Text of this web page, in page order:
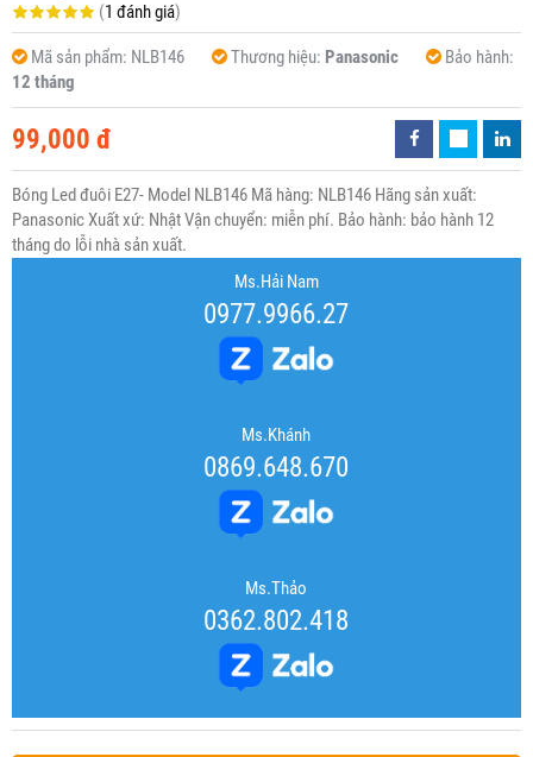
(1 đánh giá)
Mã sản phẩm: NLB146 Thương hiệu: Panasonic
Bảo hành:
12 tháng
99,000 đ
Bóng Led đuôi E27- Model NLB146 Mã hàng: NLB146 Hãng sản xuất:
Panasonic Xuất xứ: Nhật Vận chuyển: miễn phí. Bảo hành: bảo hành 12
tháng do lỗi nhà sản xuất.
Ms.Hải Nam
0977.9966.27
Ms.Khánh
0869.648.670
Ms.Thảo
0362.802.418